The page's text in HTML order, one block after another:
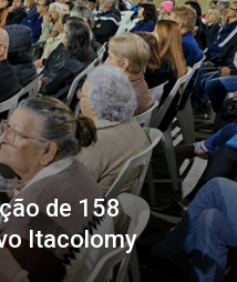
de 158
Itacolomy